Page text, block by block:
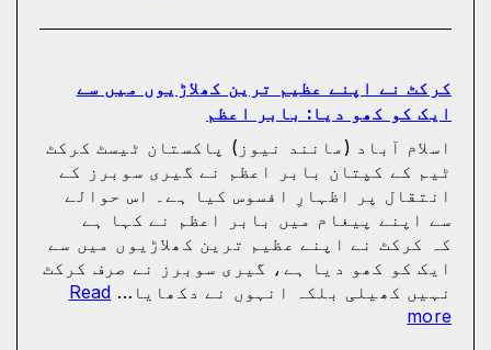
سامنے
کسی
جو
اچھا
کھیلے
گا
وہ
ٹیم
میں
کرکٹ نے اپنے عظیم ترین کھلاڑیوں میں سے
ایک کو کھو دیا: بابر اعظم
اسلام آباد (مانند نیوز) پاکستان ٹیسٹ کرکٹ
ٹیم کے کپتان بابر اعظم نے گیری سوبرز کے
انتقال پر اظہارِ افسوس کیا ہے۔ اس حوالے
سے اپنے پیغام میں بابر اعظم نے کہا ہے
کہ کرکٹ نے اپنے عظیم ترین کھلاڑیوں میں سے
ایک کو کھو دیا ہے، گیری سوبرز نے صرف کرکٹ
نہیں کھیلی بلکہ انہوں نے دکھایا…Read
more
: